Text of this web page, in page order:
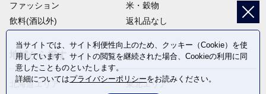
ファッション
米・穀物
飲料(酒以外)
返礼品なし
地域から探す
北海道エリア
東北エリア
当サイトでは、サイト利便性向上のため、クッキー（Cookie）を使
用しています。サイトの閲覧を継続された場合、Cookieの利用に同
意したことものといたします。
詳細についてはプライバシーポリシーをお読みください。